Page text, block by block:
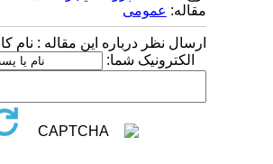
مقاله:عمومى
ارسال نظر درباره این مقاله : نام
الکترونیک شما: